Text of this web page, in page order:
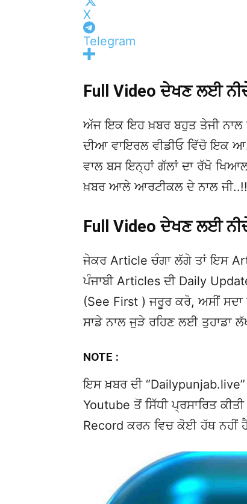
X
Telegram
Full Video ਦੇਖਣ ਲਈ
ਅੱਜ ਇਕ ਇਹ ਖ਼ਬਰ ਬਹੁਤ ਤੇਜੀ ਨਾਲ
ਦੀਆ ਵਾਇਰਲ ਵੀਡੀਓ ਵਿੱਚੋ ਇਕ
ਵਾਲ ਬਸ ਇਨ੍ਹਾਂ ਗੱਲਾਂ ਦਾ ਰੱਖੋ
ਖ਼ਬਰ ਆਲੇ ਆਰਟੀਕਲ ਦੇ ਨਾਲ ਜੀ..!!
Full Video ਦੇਖਣ ਲਈ
ਜੇਕਰ Article ਚੰਗਾ ਲੱਗੇ ਤਾਂ ਇਸ
ਪੰਜਾਬੀ Articles ਦੀ Daily
(See First ) ਜਰੂਰ ਕਰੋ, ਅਸੀਂ ਸਦਾ
ਸਾਡੇ ਨਾਲ ਜੁੜੇ ਰਹਿਣ ਲਈ ਤੁਹਾਡਾ
NOTE :
ਇਸ ਖ਼ਬਰ ਦੀ
Youtube ਤੋਂ ਸਿੱਧੀ ਪ੍ਰਸਾਰਿਤ
Record ਕਰਨ ਵਿਚ ਕੋਈ ਹੱਥ ਨਹੀਂ ਹੈ